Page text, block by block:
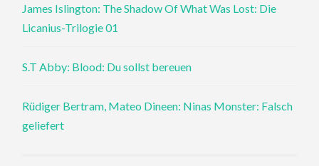
James Islington: The Shadow Of What Was Lost: Die
Licanius-Trilogie 01
S.T Abby: Blood: Du sollst bereuen
Rüdiger Bertram, Mateo Dineen: Ninas Monster: Falsch
geliefert